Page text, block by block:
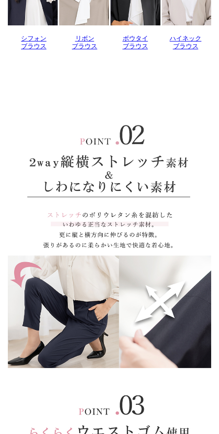
シフォン
ブラウス
リボン
ブラウス
ボウタイ
ブラウス
ハイネック
ブラウス